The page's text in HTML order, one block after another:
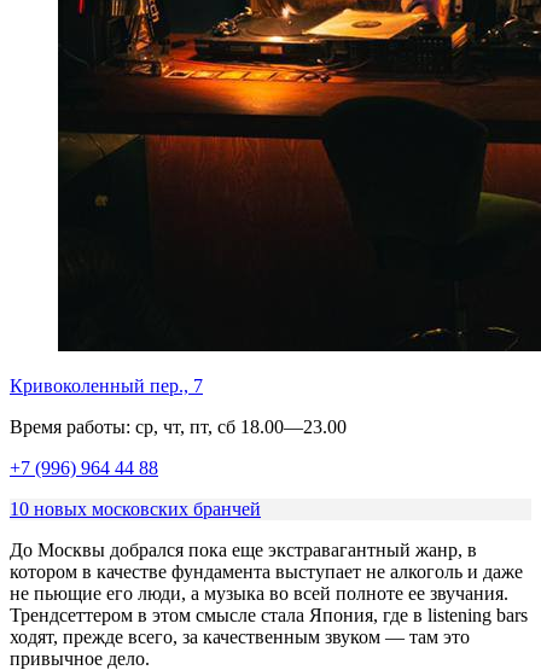
Кривоколенный пер., 7
Время работы: ср, чт, пт, сб 18.00—23.00
+7 (996) 964 44 88
10 новых московских бранчей
До Москвы добрался пока еще экстравагантный жанр, в
котором в качестве фундамента выступает не алкоголь и даже
не пьющие его люди, а музыка во всей полноте ее звучания.
Трендсеттером в этом смысле стала Япония, где в listening bars
ходят, прежде всего, за качественным звуком — там это
привычное дело.